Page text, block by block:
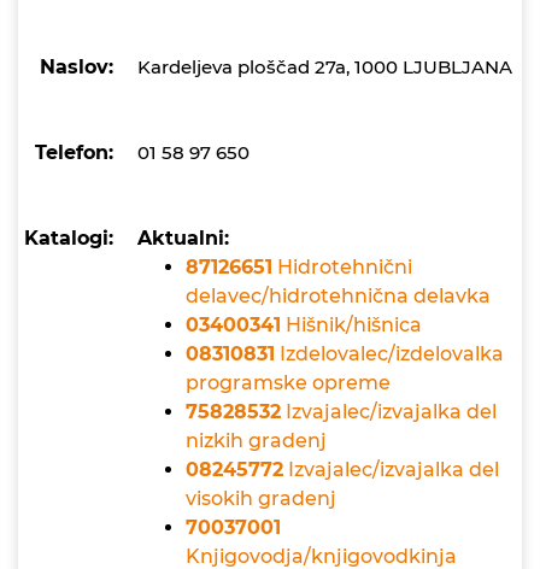
Naslov: Kardeljeva ploščad 27a, 1000 LJUBLJANA
Telefon: 01 58 97 650
Katalogi:
Aktualni:
87126651 Hidrotehnični
delavec/hidrotehnična delavka
03400341 Hišnik/hišnica
08310831 Izdelovalec/izdelovalka
programske opreme
75828532 Izvajalec/izvajalka del
nizkih gradenj
08245772 Izvajalec/izvajalka del
visokih gradenj
70037001
Knjigovodja/knjigovodkinja